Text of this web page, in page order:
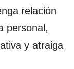
relación
personal,
y atraiga